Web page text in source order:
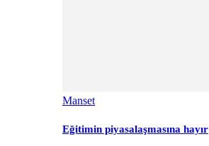
Manset
Eğitimin piyasalaşmasına hayır